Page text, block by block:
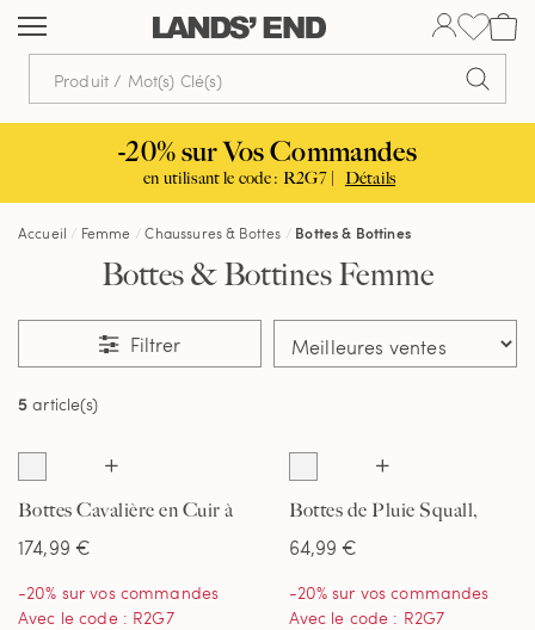
Aller
au
contenu
Aller
navigation
Aller
dans
barre
de
-20% sur Vos Commandes
en utilisant le code : R2G7 | Détails
Accueil Femme Chaussures & Bottes Bottes & Bottines
Bottes & Bottines Femme
Filtrer
5 article(s)
Bottes Cavalière en Cuir à
174,99 €
-20% sur vos commandes
Avec le code : R2G7
Bottes de Pluie Squall,
64,99 €
-20% sur vos commandes
Avec le code : R2G7